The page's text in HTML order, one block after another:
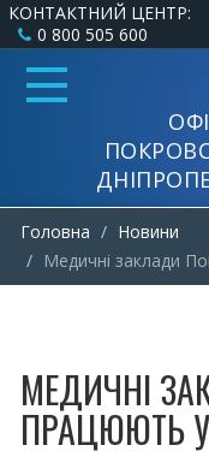
КОНТАКТНИЙ ЦЕНТР:
0 800 505 600
Головна
Новини
Медичні заклади
МЕДИЧНІ
ПРАЦЮЮТЬ